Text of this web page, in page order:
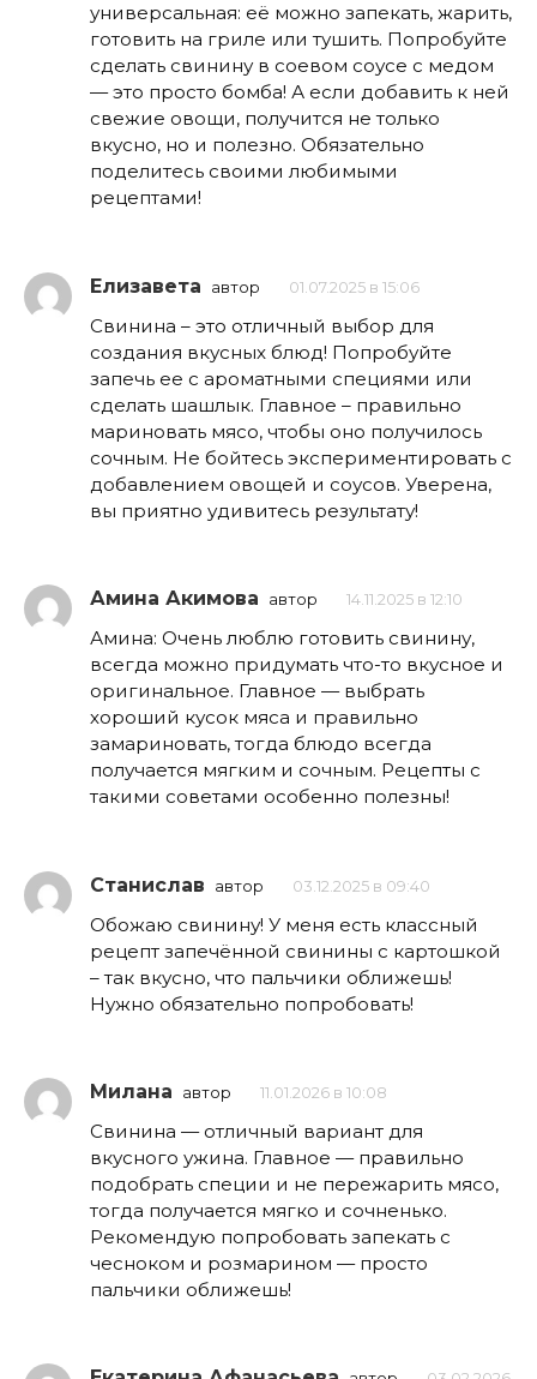
универсальная: её можно запекать, жарить,
готовить на гриле или тушить. Попробуйте
сделать свинину в соевом соусе с медом
— это просто бомба! А если добавить к ней
свежие овощи, получится не только
вкусно, но и полезно. Обязательно
поделитесь своими любимыми
рецептами!
Елизавета автор 01.07.2025 в 15:06
Свинина – это отличный выбор для
создания вкусных блюд! Попробуйте
запечь ее с ароматными специями или
сделать шашлык. Главное – правильно
мариновать мясо, чтобы оно получилось
сочным. Не бойтесь экспериментировать с
добавлением овощей и соусов. Уверена,
вы приятно удивитесь результату!
Амина Акимова автор 14.11.2025 в 12:10
Амина: Очень люблю готовить свинину,
всегда можно придумать что-то вкусное и
оригинальное. Главное — выбрать
хороший кусок мяса и правильно
замариновать, тогда блюдо всегда
получается мягким и сочным. Рецепты с
такими советами особенно полезны!
Станислав автор 03.12.2025 в 09:40
Обожаю свинину! У меня есть классный
рецепт запечённой свинины с картошкой
– так вкусно, что пальчики оближешь!
Нужно обязательно попробовать!
Милана автор 11.01.2026 в 10:08
Свинина — отличный вариант для
вкусного ужина. Главное — правильно
подобрать специи и не пережарить мясо,
тогда получается мягко и сочненько.
Рекомендую попробовать запекать с
чесноком и розмарином — просто
пальчики оближешь!